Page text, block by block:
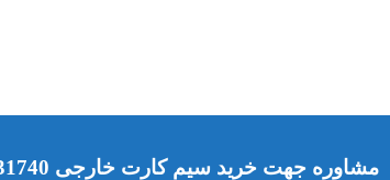
مشاوره جهت خرید سیم کارت خارجی 09136331740